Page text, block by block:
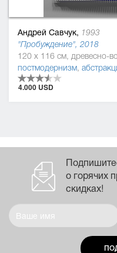
Андрей Савчук, 1993
"Пробуждение", 2018
постмодернизм,
4.000 USD
о горячих
скидках!